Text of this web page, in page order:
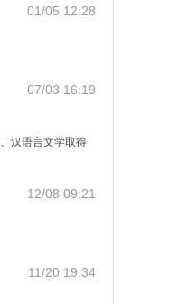
01/05 12:28
07/03 16:19
汉语言文学取得
12/08 09:21
11/20 19:34